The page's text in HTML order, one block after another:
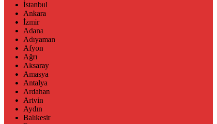
İstanbul
Ankara
İzmir
Adana
Adıyaman
Afyon
Ağrı
Aksaray
Amasya
Antalya
Ardahan
Artvin
Aydın
Balıkesir